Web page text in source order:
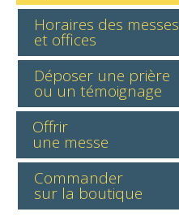
Horaires des messes
et offices
Déposer une prière
ou un témoignage
Offrir
une messe
Commander
sur la boutique